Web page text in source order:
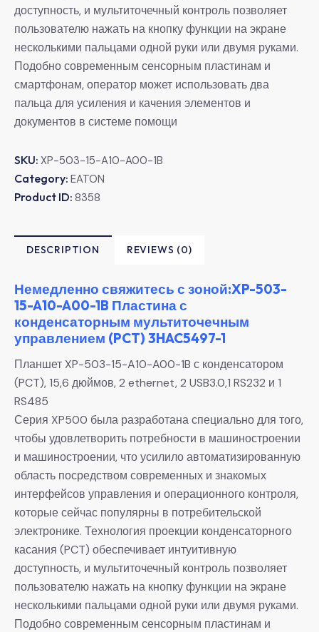
доступность, и мультиточечный контроль позволяет
пользователю нажать на кнопку функции на экране
несколькими пальцами одной руки или двумя руками.
Подобно современным сенсорным пластинам и
смартфонам, оператор может использовать два
пальца для усиления и качения элементов и
документов в системе помощи
SKU: XP-503-15-A10-A00-1B
Category: EATON
Product ID: 8358
DESCRIPTION REVIEWS (0)
Немедленно свяжитесь с зоной:XP-503-
15-A10-A00-1B Пластина с
конденсаторным мультиточечным
управлением (PCT) 3HAC5497-1
Планшет XP-503-15-A10-A00-1B с конденсатором
(PCT), 15,6 дюймов, 2 ethernet, 2 USB3.0,1 RS232 и 1
RS485
Серия XP500 была разработана специально для того,
чтобы удовлетворить потребности в машиностроении
и машиностроении, что усилило автоматизированную
область посредством современных и знакомых
интерфейсов управления и операционного контроля,
которые сейчас популярны в потребительской
электронике. Технология проекции конденсаторного
касания (PCT) обеспечивает интуитивную
доступность, и мультиточечный контроль позволяет
пользователю нажать на кнопку функции на экране
несколькими пальцами одной руки или двумя руками.
Подобно современным сенсорным пластинам и